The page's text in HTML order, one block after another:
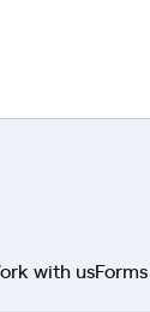
with us